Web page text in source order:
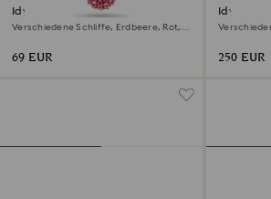
Idyllia Charm
Verschiedene Schliffe, Erdbeere, Rot,
69 EUR
Idyllia
250 EUR